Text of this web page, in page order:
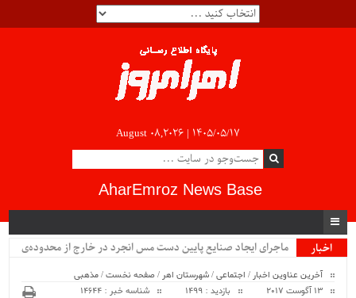
August 08,2026 | ۱۴۰۵/۰۵/۱۷
AharEmroz News Base
اخبار
ماجرای ایجاد صنایع پایین دست مس انجرد در خارج از محدوده‌ی
آخرین عناوین اخبار / اجتماعی/شهرستان اهر /صفحه نخست/مذهبی
13 آگوست 2017
بازدید : 1499 شناسه خبر : 14644